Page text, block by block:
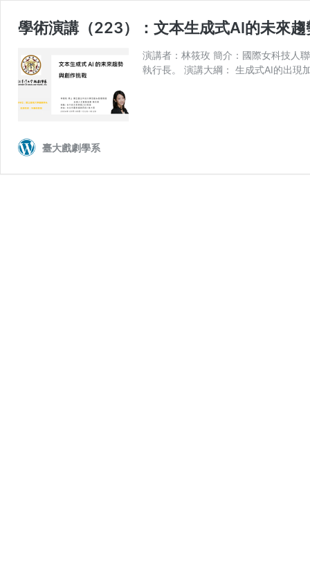
學術演講（223）：文本生成式AI的未來趨
演講者：林筱玫 簡介：國際女科技人
執行長。 演講大綱： 生成式AI的出
臺大戲劇學系